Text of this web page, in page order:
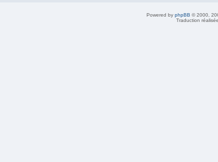
Powered by phpBB © 2000,
Traduction